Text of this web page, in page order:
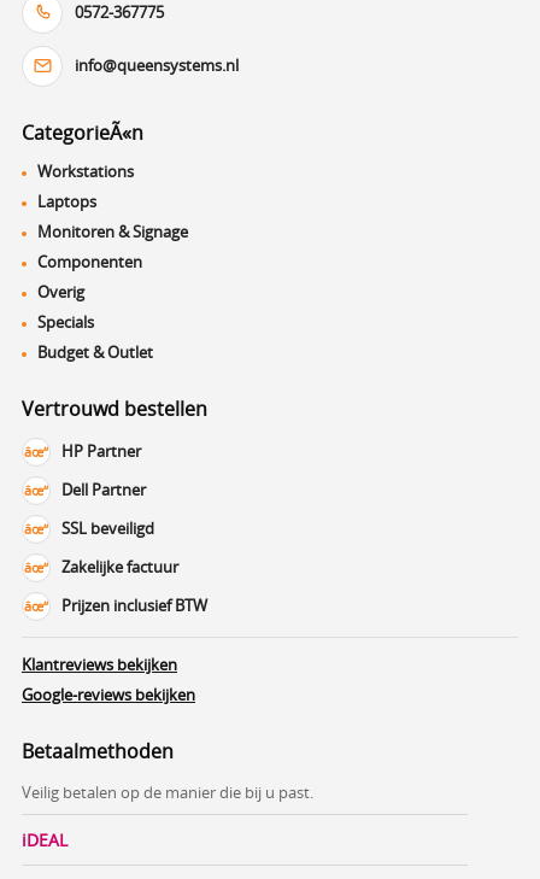
0572-367775
info@queensystems.nl
CategorieÃ«n
Workstations
Laptops
Monitoren & Signage
Componenten
Overig
Specials
Budget & Outlet
Vertrouwd bestellen
HP Partner
Dell Partner
SSL beveiligd
Zakelijke factuur
Prijzen inclusief BTW
Klantreviews bekijken
Google-reviews bekijken
Betaalmethoden
Veilig betalen op de manier die bij u past.
iDEAL